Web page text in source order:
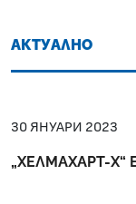
АКТУАЛНО
30 ЯНУАРИ 2023
„ХЕЛМАХАРТ-Х“